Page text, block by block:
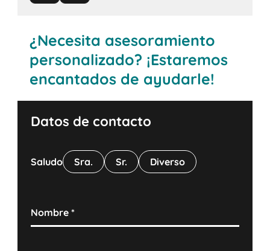
¿Necesita asesoramiento
personalizado? ¡Estaremos
encantados de ayudarle!
Datos de contacto
Saludo Sra. Sr. Diverso
Nombre*